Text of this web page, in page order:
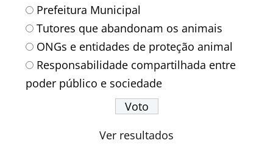
Prefeitura Municipal
Tutores que abandonam os animais
ONGs e entidades de proteção animal
Responsabilidade compartilhada entre
poder público e sociedade
Ver resultados